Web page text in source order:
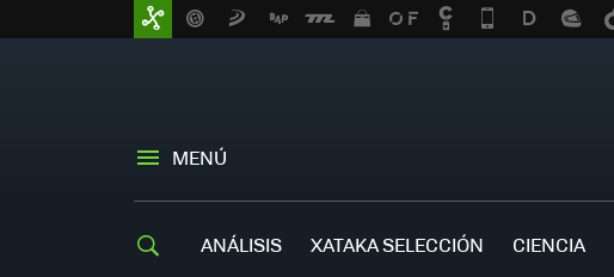
MENÚ
ANÁLISIS XATAKA SELECCIÓN CIENCIA